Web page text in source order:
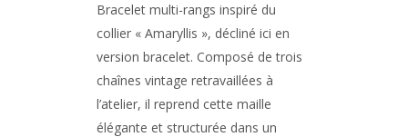
Bracelet multi-rangs inspiré du
collier « Amaryllis », décliné ici en
version bracelet. Composé de trois
chaînes vintage retravaillées à
l’atelier, il reprend cette maille
élégante et structurée dans un